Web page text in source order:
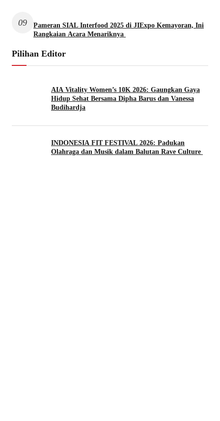
09
Pameran SIAL Interfood 2025 di JIExpo Kemayoran, Ini
Rangkaian Acara Menariknya
Pilihan Editor
AIA Vitality Women’s 10K 2026: Gaungkan Gaya
Hidup Sehat Bersama Dipha Barus dan Vanessa
Budihardja
INDONESIA FIT FESTIVAL 2026: Padukan
Olahraga dan Musik dalam Balutan Rave Culture